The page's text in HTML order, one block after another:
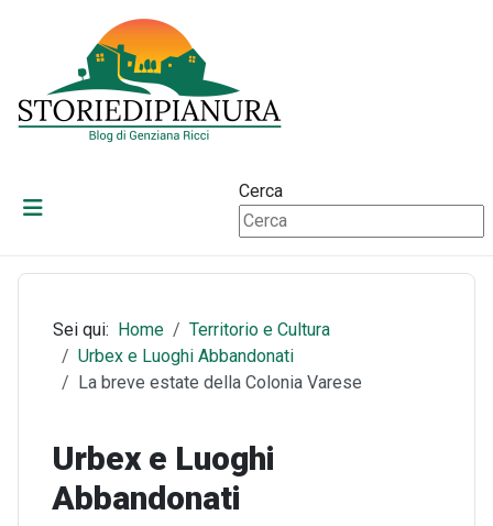
Cerca
Sei qui: Home
Territorio e Cultura
Urbex e Luoghi Abbandonati
La breve estate della Colonia Varese
Urbex e Luoghi
Abbandonati